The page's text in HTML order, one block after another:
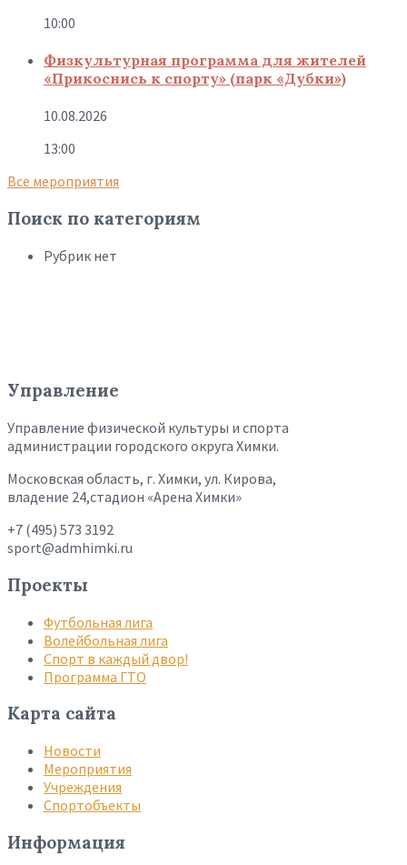
10:00
Физкультурная программа для жителей
«Прикоснись к спорту» (парк «Дубки»)
10.08.2026
13:00
Все мероприятия
Поиск по категориям
Рубрик нет
Управление
Управление физической культуры и спорта
администрации городского округа Химки.
Московская область, г. Химки, ул. Кирова,
владение 24,стадион «Арена Химки»
+7 (495) 573 3192
sport@admhimki.ru
Проекты
Футбольная лига
Волейбольная лига
Спорт в каждый двор!
Программа ГТО
Карта сайта
Новости
Мероприятия
Учреждения
Спортобъекты
Информация